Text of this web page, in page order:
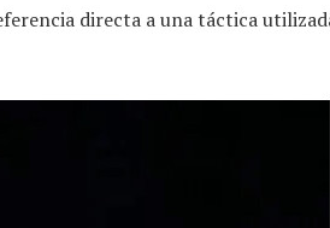
directa a una táctica